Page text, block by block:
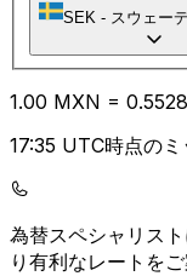
SEK - スウェー
1.00 MXN = 0.55
17:35 UTC時点の
為替スペシャリス
り有利なレートをご